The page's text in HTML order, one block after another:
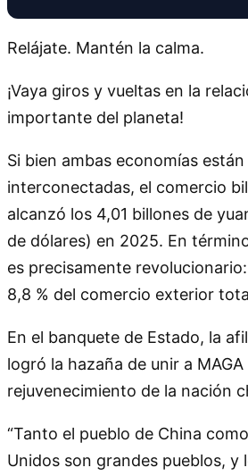
Relájate. Mantén la calma.
¡Vaya giros y vueltas en la
importante del planeta!
Si bien ambas economías
interconectadas, el comercio
alcanzó los 4,01 billones de
de dólares) en 2025. En
es precisamente
8,8 % del comercio exterior
En el banquete de Estado, la
logró la hazaña de unir a MAGA
rejuvenecimiento de la nación
“Tanto el pueblo de China
Unidos son grandes pueblos, y